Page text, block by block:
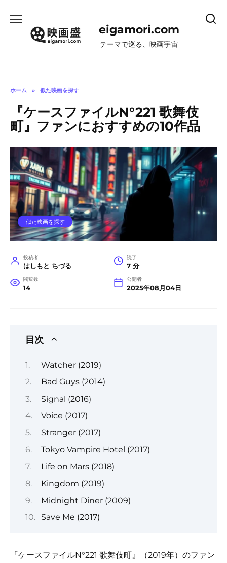
eigamori.com
テーマで巡る、映画宇宙
ホーム » 似た映画を探す
『ケースファイルN°221 歌舞伎
町』ファンにおすすめの10作品
似た映画を探す
投稿者
はしもと ちづる
読了
7 分
閲覧数
14
公開者
2025年08月04日
目次
Watcher (2019)
Bad Guys (2014)
Signal (2016)
Voice (2017)
Stranger (2017)
Tokyo Vampire Hotel (2017)
Life on Mars (2018)
Kingdom (2019)
Midnight Diner (2009)
Save Me (2017)
『ケースファイルN°221 歌舞伎町』（2019年）のファン